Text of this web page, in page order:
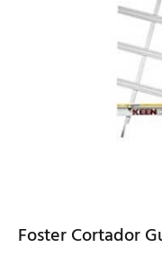
Foster Cortador